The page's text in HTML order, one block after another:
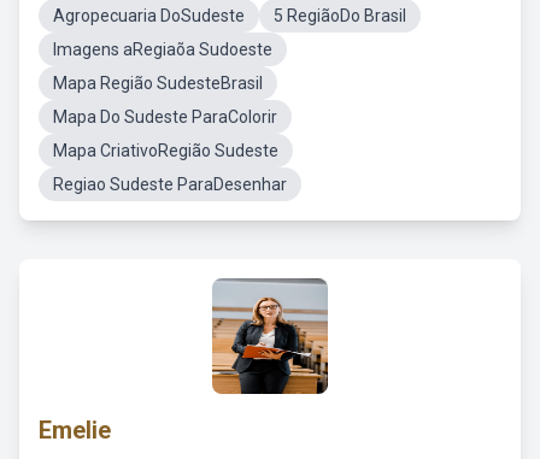
Agropecuaria DoSudeste
5 RegiãoDo Brasil
Imagens aRegiaõa Sudoeste
Mapa Região SudesteBrasil
Mapa Do Sudeste ParaColorir
Mapa CriativoRegião Sudeste
Regiao Sudeste ParaDesenhar
Emelie